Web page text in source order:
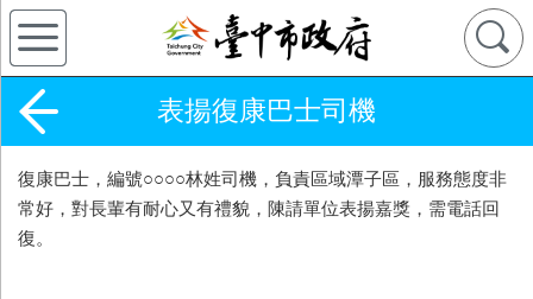
表揚復康巴士司機
復康巴士，編號○○○○林姓司機，負責區域潭子區，服務態度非
常好，對長輩有耐心又有禮貌，陳請單位表揚嘉獎，需電話回
復。